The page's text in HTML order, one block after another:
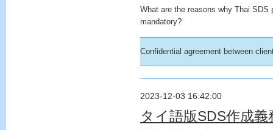
What are the reasons why Thai SDS
mandatory?
Confidential agreement between
2023-12-03 16:42:00
タイ語版SDS作成